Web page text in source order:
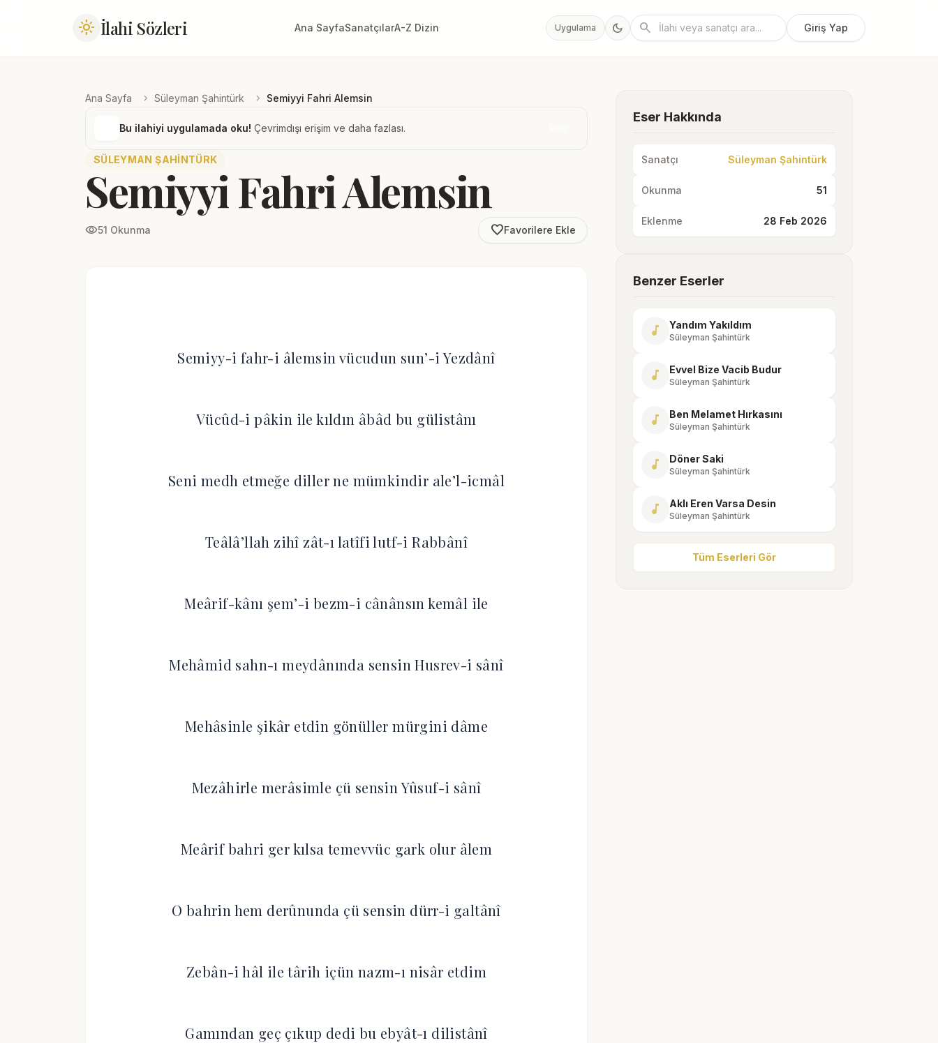
light_mode İlahi Sözleri Ana SayfaSanatçılarA-Z Dizin Uygulama dark_mode search Giriş Yap
Ana Sayfa chevron_right Süleyman Şahintürk chevron_right Semiyyi Fahri Alemsin
Bu ilahiyi uygulamada oku! Çevrimdışı erişim ve daha fazlası.
SÜLEYMAN ŞAHINTÜRK
Semiyyi Fahri Alemsin
visibility51 Okunma favorite_borderFavorilere Ekle
Semiyy-i fahr-i âlemsin vücudun sun’-i Yezdânî
Vücûd-i pâkin ile kıldın âbâd bu gülistânı
Seni medh etmeğe diller ne mümkindir ale’l-icmâl
Teâlâ’llah zihî zât-ı latîfi lutf-i Rabbânî
Meârif-kânı şem’-i bezm-i cânânsın kemâl ile
Mehâmid sahn-ı meydânında sensin Husrev-i sânî
Mehâsinle şikâr etdin gönüller mürgini dâme
Mezâhirle merâsimle çü sensin Yûsuf-i sânî
Meârif bahri ger kılsa temevvüc gark olur âlem
O bahrin hem derûnunda çü sensin dürr-i galtânî
Zebân-i hâl ile târih içün nazm-ı nisâr etdim
Gamından geç çıkup dedi bu ebyât-ı dilistânî
Eser Hakkında
Sanatçı Süleyman Şahintürk
Okunma 51
Eklenme 28 Feb 2026
Benzer Eserler
music_note Yandım Yakıldım
Süleyman Şahintürk
music_note Evvel Bize Vacib Budur
Süleyman Şahintürk
music_note Ben Melamet Hırkasını
Süleyman Şahintürk
music_note Döner Saki
Süleyman Şahintürk
music_note Aklı Eren Varsa Desin
Süleyman Şahintürk
Tüm Eserleri Gör